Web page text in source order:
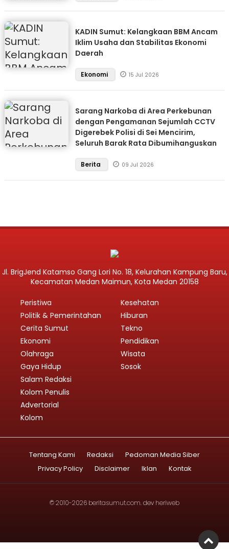
KADIN Sumut: Kelangkaan BBM Ancam
Iklim Usaha dan Stabilitas Ekonomi
Daerah
Ekonomi 15 Jul 2026
Sarang Narkoba di Area Perkebunan
dengan Pengamanan Sejumlah CCTV
Digerebek Polisi di Sei Mencirim,
Seluruh Barak Rata Dibumihanguskan
Berita 09 Jul 2026
Jl. BrigJend Katamso Gang Lori No. 18, Kelurahan Kampung Baru,
Kecamatan Medan Maimun, Kota Medan 20158
Peristiwa
Politik & Pemerintahan
Cerita Sumut
Ekonomi
Olahraga
Gaya Hidup
Kesehatan
Hiburan
Tekno
Pendidikan
Wisata
Sosok
Salam Redaksi
Kolom Penulis
Advertorial
Kolom
Tentang Kami Redaksi
Pedoman Media Siber
Privacy Policy
Disclaimer Iklan Kontak
© 2010-2026 beritasumut.com. dev heriweb